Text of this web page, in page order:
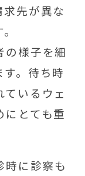
先が異な
の様子を細
。待ち時
いるウェ
とても重
時に診察も